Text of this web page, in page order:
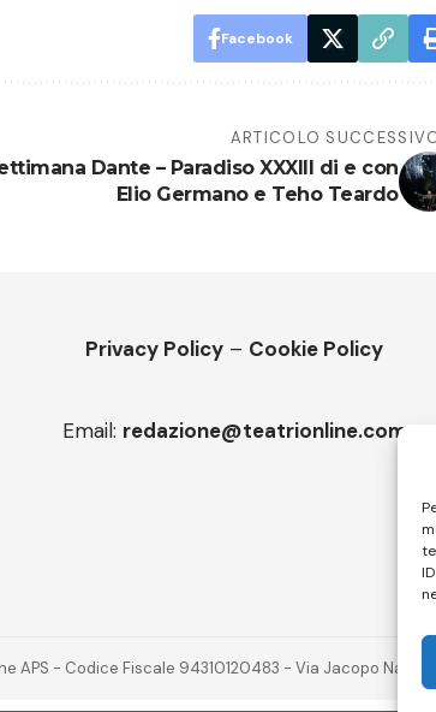
Facebook
ARTICOLO
Dante – Paradiso XXXIII di e con
Elio Germano e Teho Teardo
Privacy Policy – Cookie Policy
Email: redazione@teatrionline.com
- Codice Fiscale 94310120483 - Via Jacopo Nardi 21 -